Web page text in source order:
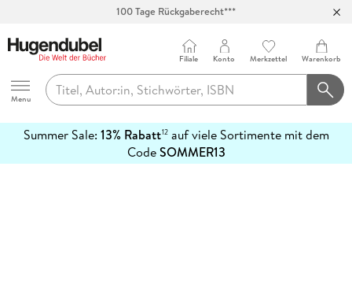
100 Tage Rückgaberecht***
Hugendubel
Menu
Filiale Konto Merkzettel Warenkorb
Summer Sale: 13% Rabatt12auf viele Sortimente mit dem
CodeSOMMER13
erfahren